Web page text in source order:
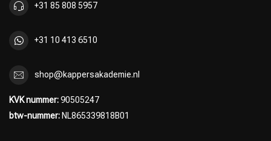
+31 85 808 5957
+31 10 413 6510
shop@kappersakademie.nl
KVK nummer:90505247
btw-nummer: NL865339818B01